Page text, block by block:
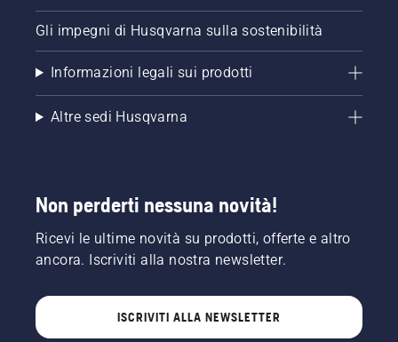
Gli impegni di Husqvarna sulla sostenibilità
Informazioni legali sui prodotti
Altre sedi Husqvarna
Non perderti nessuna novità!
Ricevi le ultime novità su prodotti, offerte e altro
ancora. Iscriviti alla nostra newsletter.
ISCRIVITI ALLA NEWSLETTER